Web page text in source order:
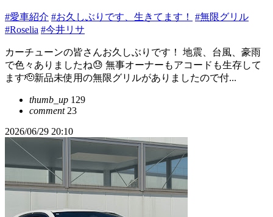
#愛車紹介 #お久しぶりです、生きてます！
#無限グリル
#Roselia #今井リサ
カーチューンの皆さんお久しぶりです！ 地震、台風、豪雨
で色々ありましたね😓 無事オーナーもアコードも生存して
ます🫡新品未使用の無限グリルがありましたので付...
thumb_up 129
comment23
2026/06/29 20:10